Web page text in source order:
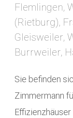
Flemlingen,
(Rietburg),
Gleisweiler,
Burrweiler,
Sie befinden
Zimmermann